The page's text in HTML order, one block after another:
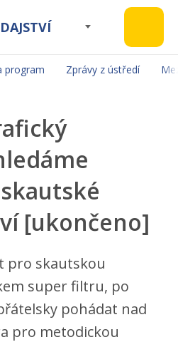
program Zprávy z ústředí
[ukončeno]
pro skautskou
super filtru, po
pohádat nad
pro metodickou